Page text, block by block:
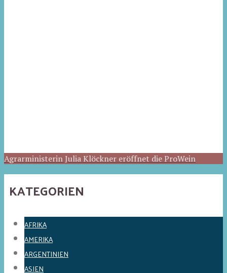
Agrarministerin Julia Klöckner eröffnet die ProWein
KATEGORIEN
AFRIKA
AMERIKA
ARGENTINIEN
ASIEN